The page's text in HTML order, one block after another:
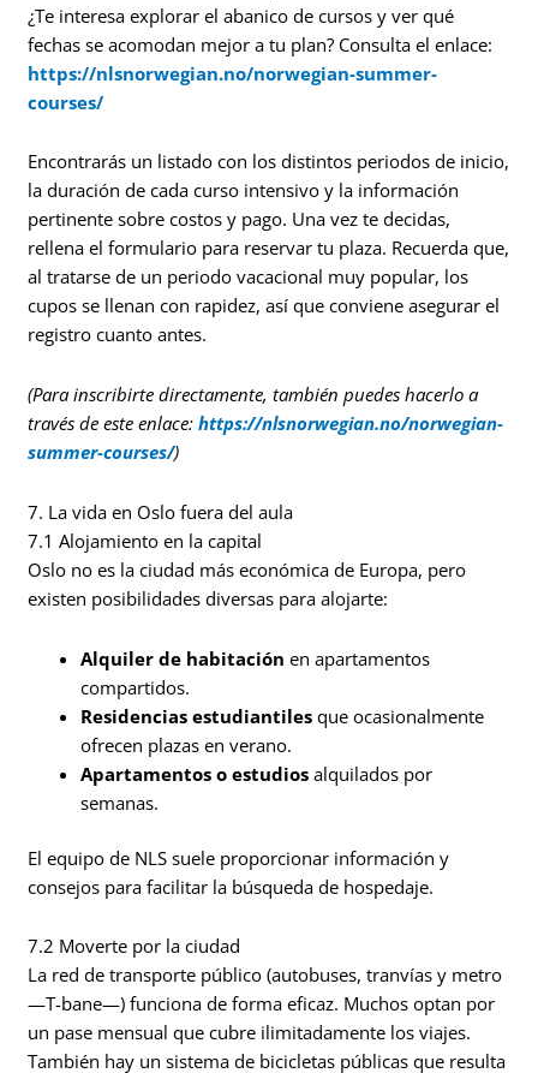
¿Te interesa explorar el abanico de cursos y ver qué
fechas se acomodan mejor a tu plan? Consulta el enlace:
https://nlsnorwegian.no/norwegian-summer-
courses/
Encontrarás un listado con los distintos periodos de inicio,
la duración de cada curso intensivo y la información
pertinente sobre costos y pago. Una vez te decidas,
rellena el formulario para reservar tu plaza. Recuerda que,
al tratarse de un periodo vacacional muy popular, los
cupos se llenan con rapidez, así que conviene asegurar el
registro cuanto antes.
(Para inscribirte directamente, también puedes hacerlo a
través de este enlace:https://nlsnorwegian.no/norwegian-
summer-courses/)
7. La vida en Oslo fuera del aula
7.1 Alojamiento en la capital
Oslo no es la ciudad más económica de Europa, pero
existen posibilidades diversas para alojarte:
Alquiler de habitación en apartamentos
compartidos.
Residencias estudiantiles que ocasionalmente
ofrecen plazas en verano.
Apartamentos o estudios alquilados por
semanas.
El equipo de NLS suele proporcionar información y
consejos para facilitar la búsqueda de hospedaje.
7.2 Moverte por la ciudad
La red de transporte público (autobuses, tranvías y metro
—T-bane—) funciona de forma eficaz. Muchos optan por
un pase mensual que cubre ilimitadamente los viajes.
También hay un sistema de bicicletas públicas que resulta